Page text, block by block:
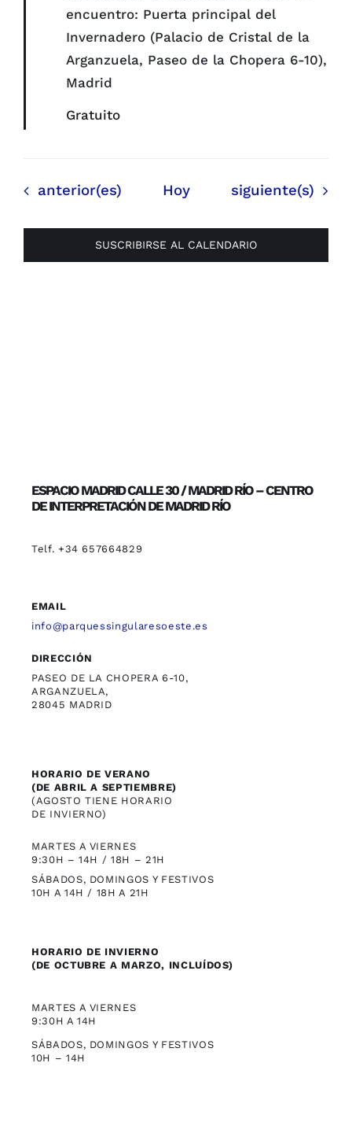
encuentro: Puerta principal del
Invernadero (Palacio de Cristal de la
Arganzuela, Paseo de la Chopera 6-10),
Madrid
Gratuito
Eventos
anterior(es) Hoy Eventos
siguiente(s)
SUSCRIBIRSE AL CALENDARIO
ESPACIO MADRID CALLE 30 / MADRID RÍO – CENTRO
DE INTERPRETACIÓN DE MADRID RÍO
Telf. +34 657664829
EMAIL
info@parquessingularesoeste.es
DIRECCIÓN
PASEO DE LA CHOPERA 6-10,
ARGANZUELA,
28045 MADRID
HORARIO DE VERANO
(DE ABRIL A SEPTIEMBRE)
(AGOSTO TIENE HORARIO
DE INVIERNO)
MARTES A VIERNES
9:30H – 14H / 18H – 21H
SÁBADOS, DOMINGOS Y FESTIVOS
10H A 14H / 18H A 21H
HORARIO DE INVIERNO
(DE OCTUBRE A MARZO, INCLUÍDOS)
MARTES A VIERNES
9:30H A 14H
SÁBADOS, DOMINGOS Y FESTIVOS
10H – 14H